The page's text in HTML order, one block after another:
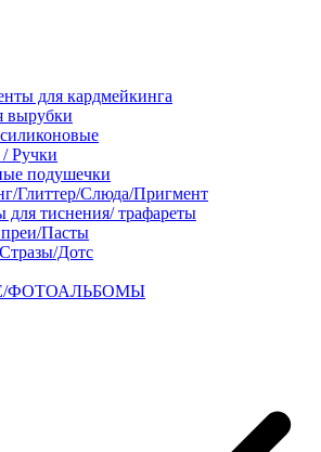
для кардмейкинга
вырубки
Ручки
подушечки
Глиттер/Слюда/Пригмент
для тиснения/ трафареты
Пасты
Дотс
ФОТОАЛЬБОМЫ